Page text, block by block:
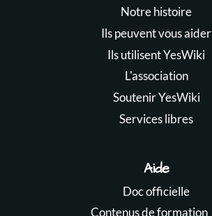
Notre histoire
Ils peuvent vous aider
Ils utilisent YesWiki
L'association
Soutenir YesWiki
Services libres
Aide
Doc officielle
Contenus de formation